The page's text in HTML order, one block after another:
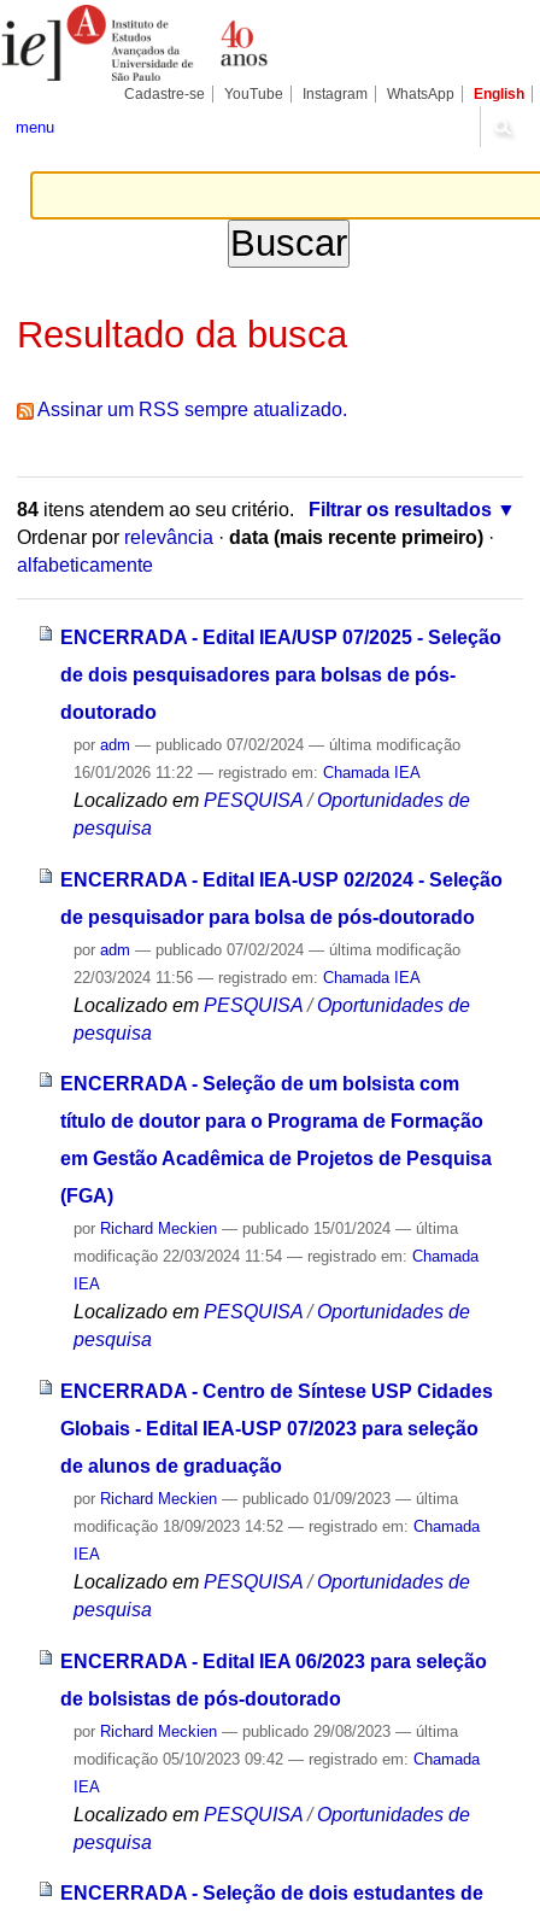
para
conteúdo.
Pessoais
Cadastre-se YouTube Instagram WhatsApp English
menu
Resultado da busca
Assinar um RSS sempre atualizado.
84itens atendem ao seu critério.
Filtrar os resultados
Ordenar por relevância · data (mais recente primeiro) ·
alfabeticamente
ENCERRADA - Edital IEA/USP 07/2025 - Seleção
de dois pesquisadores para bolsas de pós-
doutorado
por adm — publicado07/02/2024 — última modificação
16/01/2026 11:22 — registrado em: Chamada IEA
Localizado em PESQUISA /Oportunidades de
pesquisa
ENCERRADA - Edital IEA-USP 02/2024 - Seleção
de pesquisador para bolsa de pós-doutorado
por adm — publicado07/02/2024 — última modificação
22/03/2024 11:56 — registrado em: Chamada IEA
Localizado em PESQUISA /Oportunidades de
pesquisa
ENCERRADA - Seleção de um bolsista com
título de doutor para o Programa de Formação
em Gestão Acadêmica de Projetos de Pesquisa
(FGA)
por Richard Meckien — publicado15/01/2024 — última
modificação22/03/2024 11:54 — registrado em: Chamada
IEA
Localizado em PESQUISA /Oportunidades de
pesquisa
ENCERRADA - Centro de Síntese USP Cidades
Globais - Edital IEA-USP 07/2023 para seleção
de alunos de graduação
por Richard Meckien — publicado01/09/2023 — última
modificação18/09/2023 14:52 — registrado em: Chamada
IEA
Localizado em PESQUISA /Oportunidades de
pesquisa
ENCERRADA - Edital IEA 06/2023 para seleção
de bolsistas de pós-doutorado
por Richard Meckien — publicado29/08/2023 — última
modificação05/10/2023 09:42 — registrado em: Chamada
IEA
Localizado em PESQUISA /Oportunidades de
pesquisa
ENCERRADA - Seleção de dois estudantes de